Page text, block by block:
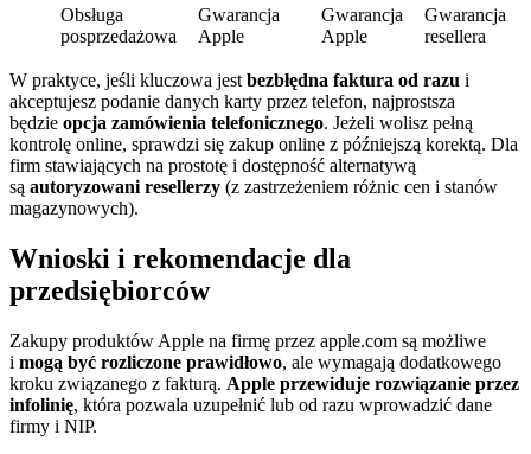
Obsługa
posprzedażowa
Gwarancja
Apple
Gwarancja
Apple
Gwarancja
resellera
W praktyce, jeśli kluczowa jest bezbłędna faktura od razu i
akceptujesz podanie danych karty przez telefon, najprostsza
będzie opcja zamówienia telefonicznego. Jeżeli wolisz pełną
kontrolę online, sprawdzi się zakup online z późniejszą korektą. Dla
firm stawiających na prostotę i dostępność alternatywą
są autoryzowani resellerzy (z zastrzeżeniem różnic cen i stanów
magazynowych).
Wnioski i rekomendacje dla
przedsiębiorców
Zakupy produktów Apple na firmę przez apple.com są możliwe
i mogą być rozliczone prawidłowo, ale wymagają dodatkowego
kroku związanego z fakturą. Apple przewiduje rozwiązanie przez
infolinię, która pozwala uzupełnić lub od razu wprowadzić dane
firmy i NIP.